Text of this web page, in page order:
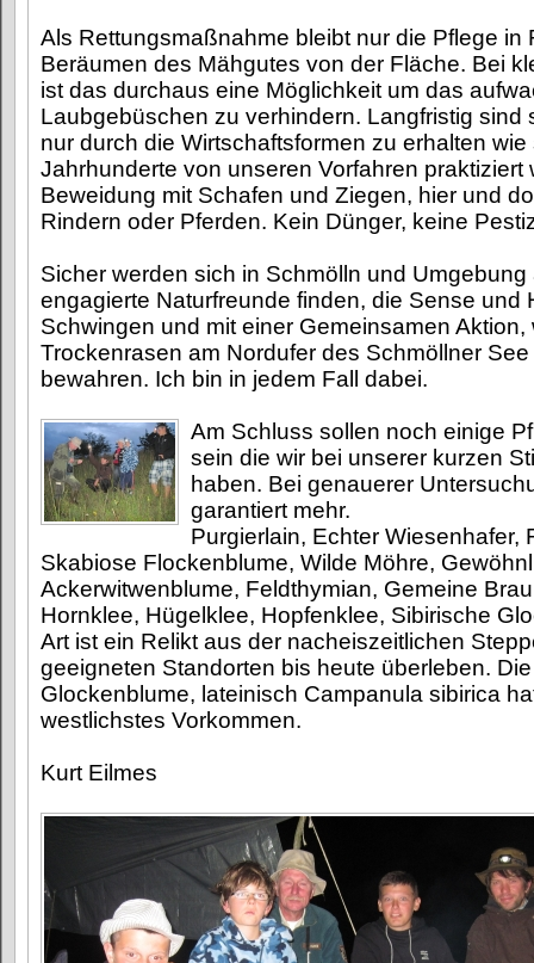
Als Rettungsmaßnahme bleibt nur die Pflege in
Beräumen des Mähgutes von der Fläche. Bei
ist das durchaus eine Möglichkeit um das
Laubgebüschen zu verhindern. Langfristig sind
nur durch die Wirtschaftsformen zu erhalten wie
Jahrhunderte von unseren Vorfahren praktiziert
Beweidung mit Schafen und Ziegen, hier und
Rindern oder Pferden. Kein Dünger, keine
Sicher werden sich in Schmölln und
engagierte Naturfreunde finden, die Sense und
Schwingen und mit einer Gemeinsamen
Trockenrasen am Nordufer des Schmöllner
bewahren. Ich bin in jedem Fall dabei.
Am Schluss sollen noch einige
sein die wir bei unserer kurzen
haben. Bei genauerer
garantiert mehr.
Purgierlain, Echter Wiesenhafer,
Skabiose Flockenblume, Wilde Möhre,
Ackerwitwenblume, Feldthymian, Gemeine
Hornklee, Hügelklee, Hopfenklee, Sibirische
Art ist ein Relikt aus der nacheiszeitlichen
geeigneten Standorten bis heute überleben.
Glockenblume, lateinisch Campanula sibirica
westlichstes Vorkommen.
Kurt Eilmes